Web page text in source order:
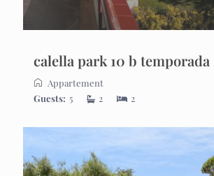
calella park 10 b temporada
Appartement
Guests: 5 2 2